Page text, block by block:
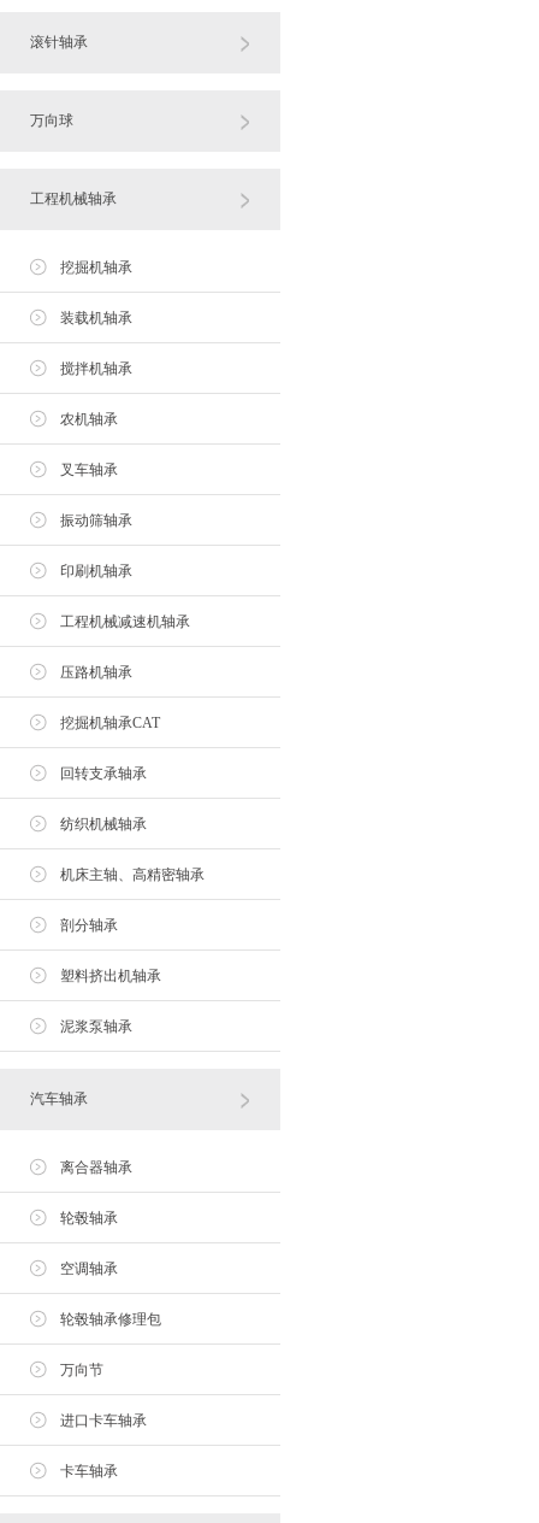
滚针轴承
万向球
工程机械轴承
挖掘机轴承
装载机轴承
搅拌机轴承
农机轴承
叉车轴承
振动筛轴承
印刷机轴承
工程机械减速机轴承
压路机轴承
挖掘机轴承CAT
回转支承轴承
纺织机械轴承
机床主轴、高精密轴承
剖分轴承
塑料挤出机轴承
泥浆泵轴承
汽车轴承
离合器轴承
轮毂轴承
空调轴承
轮毂轴承修理包
万向节
进口卡车轴承
卡车轴承